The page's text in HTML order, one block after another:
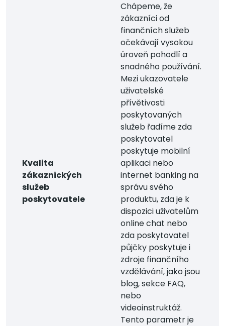
Kvalita
zákaznických
služeb
poskytovatele
Chápeme, že
zákazníci od
finančních služeb
očekávají vysokou
úroveň pohodlí a
snadného používání.
Mezi ukazovatele
uživatelské
přívětivosti
poskytovaných
služeb řadíme zda
poskytovatel
poskytuje mobilní
aplikaci nebo
internet banking na
správu svého
produktu, zda je k
dispozici uživatelům
online chat nebo
zda poskytovatel
půjčky poskytuje i
zdroje finančního
vzdělávání, jako jsou
blog, sekce FAQ,
nebo
videoinstruktáž.
Tento parametr je